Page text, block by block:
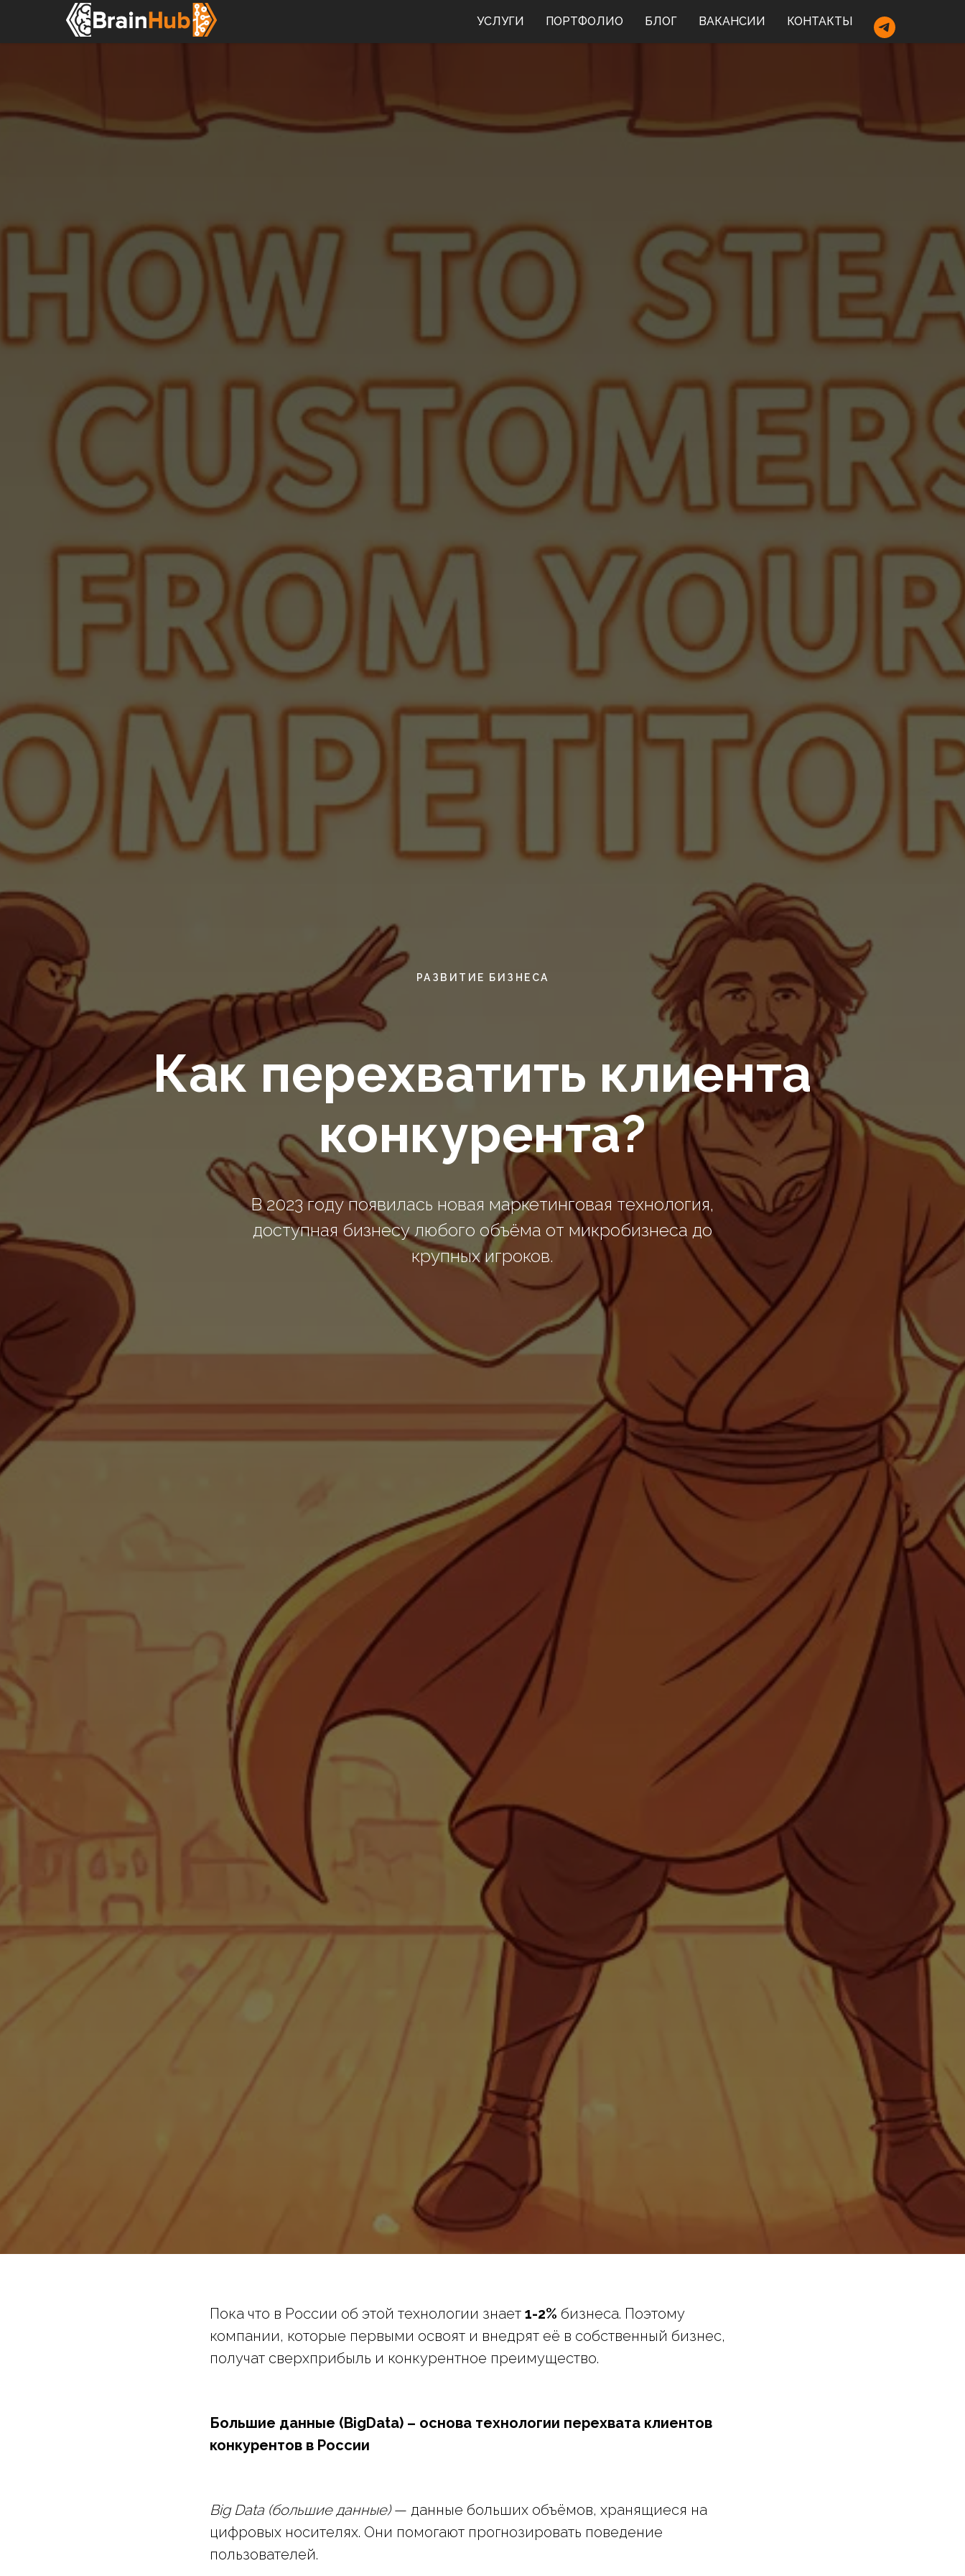
УСЛУГИ ПОРТФОЛИО БЛОГ ВАКАНСИИ КОНТАКТЫ
РАЗВИТИЕ БИЗНЕСА
Как перехватить клиента
конкурента?
В 2023 году появилась новая маркетинговая технология,
доступная бизнесу любого объёма от микробизнеса до
крупных игроков.
Пока что в России об этой технологии знает 1-2% бизнеса. Поэтому
компании, которые первыми освоят и внедрят её в собственный бизнес,
получат сверхприбыль и конкурентное преимущество.
Большие данные (BigData) – основа технологии перехвата клиентов
конкурентов в России
Big Data (большие данные)— данные больших объёмов, хранящиеся на
цифровых носителях. Они помогают прогнозировать поведение
пользователей.